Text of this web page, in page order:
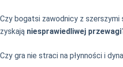
Czy bogatsi zawodnicy z szerszymi
zyskają niesprawiedliwej przewagi
Czy gra nie straci na płynności i